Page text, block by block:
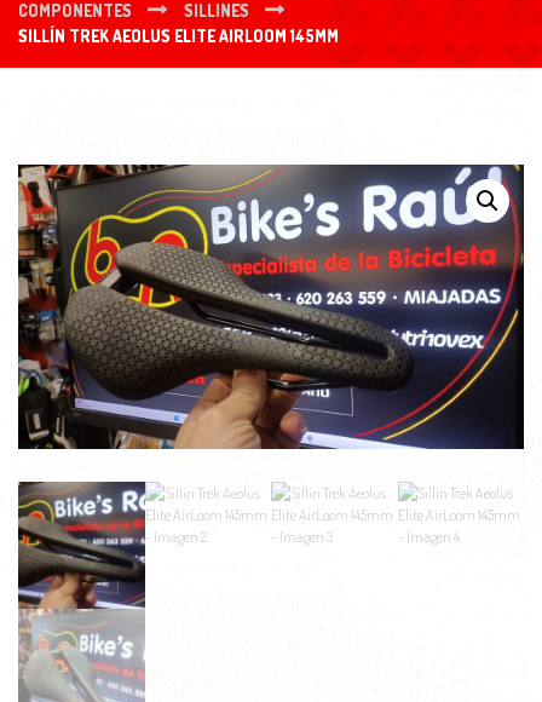
COMPONENTES
SILLINES
SILLÍN TREK AEOLUS ELITE AIRLOOM 145MM